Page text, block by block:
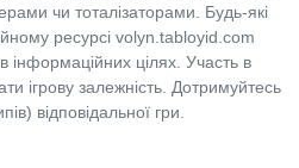
чи тоталізаторами. Будь-які
ресурсі volyn.tabloyid.com
інформаційних цілях. Участь в
ігрову залежність. Дотримуйтесь
відповідальної гри.